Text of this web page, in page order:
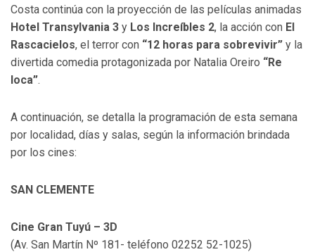
Costa continúa con la proyección de las películas animadas
Hotel Transylvania 3 y Los Increíbles 2, la acción con El
Rascacielos, el terror con “12 horas para sobrevivir” y la
divertida comedia protagonizada por Natalia Oreiro “Re
loca”.
A continuación, se detalla la programación de esta semana
por localidad, días y salas, según la información brindada
por los cines:
SAN CLEMENTE
Cine Gran Tuyú – 3D
(Av. San Martín Nº 181- teléfono 02252 52-1025)